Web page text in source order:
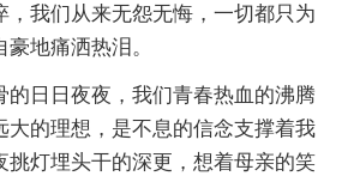
，我们从来无怨无悔，一切都只为
地痛洒热泪。
日日夜夜，我们青春热血的沸腾
大的理想，是不息的信念支撑着我
挑灯埋头干的深更，想着母亲的笑